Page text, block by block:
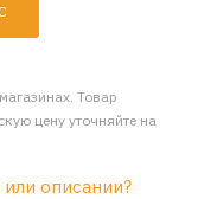
Товар
цену уточняйте на
описании?